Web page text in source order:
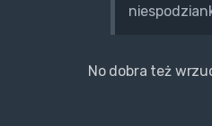
No dobra też